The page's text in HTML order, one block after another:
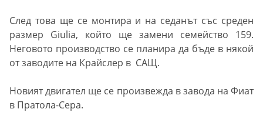
След това ще се монтира и на седанът със среден
размер Giulia, който ще замени семейство 159.
Неговото производство се планира да бъде в някой
от заводите на Крайслер в САЩ.
Новият двигател ще се произвежда в завода на Фиат
в Пратола-Сера.